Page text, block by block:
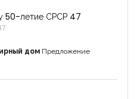
50-летие СРСР 47
дом Предложение